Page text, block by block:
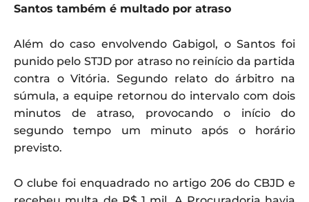
Santos também é multado por atraso
Além do caso envolvendo Gabigol, o Santos foi
punido pelo STJD por atraso no reinício da partida
contra o Vitória. Segundo relato do árbitro na
súmula, a equipe retornou do intervalo com dois
minutos de atraso, provocando o início do
segundo tempo um minuto após o horário
previsto.
O clube foi enquadrado no artigo 206 do CBJD e